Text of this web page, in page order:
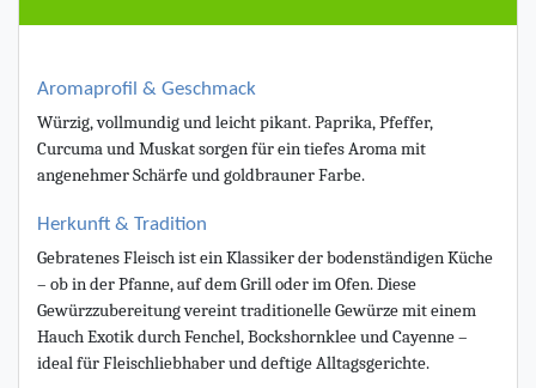
Aromaprofil & Geschmack
Würzig, vollmundig und leicht pikant. Paprika, Pfeffer,
Curcuma und Muskat sorgen für ein tiefes Aroma mit
angenehmer Schärfe und goldbrauner Farbe.
Herkunft & Tradition
Gebratenes Fleisch ist ein Klassiker der bodenständigen Küche
– ob in der Pfanne, auf dem Grill oder im Ofen. Diese
Gewürzzubereitung vereint traditionelle Gewürze mit einem
Hauch Exotik durch Fenchel, Bockshornklee und Cayenne –
ideal für Fleischliebhaber und deftige Alltagsgerichte.